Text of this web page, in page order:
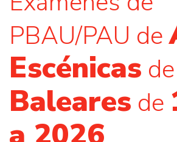
PBAU/PAU de
Escénicas de
Baleares de